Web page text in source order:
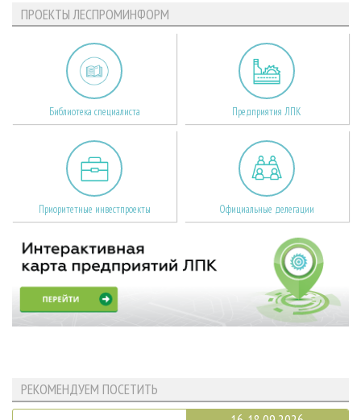
ПРОЕКТЫ ЛЕСПРОМИНФОРМ
Библиотека специалиста Предприятия ЛПК
Приоритетные инвестпроекты Официальные делегации
РЕКОМЕНДУЕМ ПОСЕТИТЬ